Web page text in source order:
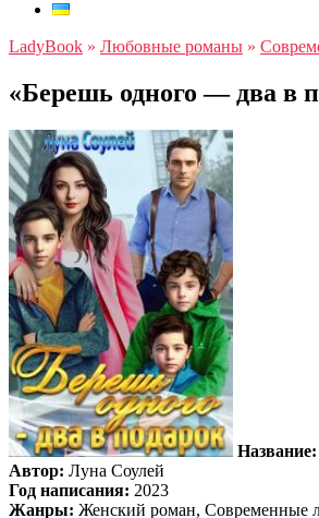
LadyBook » Любовные романы »
«Берешь одного — два в
Название:
Автор: Луна Соулей
Год написания: 2023
Жанры: Женский роман, Современные